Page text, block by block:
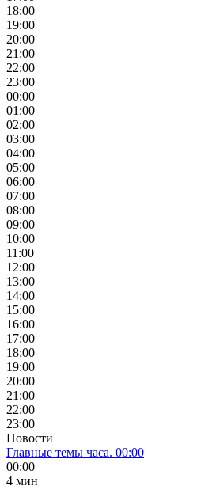
18:00
19:00
20:00
21:00
22:00
23:00
00:00
01:00
02:00
03:00
04:00
05:00
06:00
07:00
08:00
09:00
10:00
11:00
12:00
13:00
14:00
15:00
16:00
17:00
18:00
19:00
20:00
21:00
22:00
23:00
Новости
Главные темы часа. 00:00
00:00
4 мин